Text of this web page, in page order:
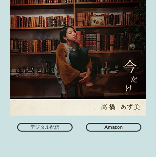
デジタル配信 Amazon